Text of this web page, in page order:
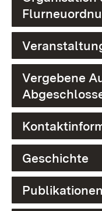
Vergebene
Geschichte
Publikationen